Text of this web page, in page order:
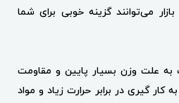
می‌توانند گزینه خوبی برای شما
به علت وزن بسیار پایین و مقاومت
کار گیری در برابر حرارت زیاد و مواد